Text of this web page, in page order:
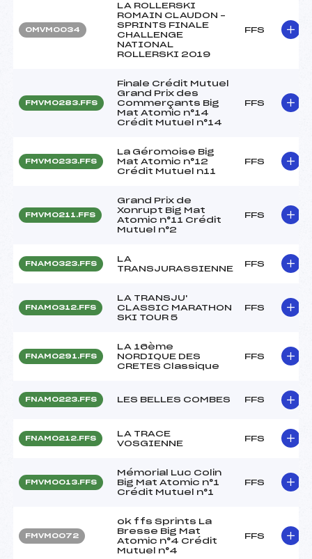
OMVM0034
LA ROLLERSKI
ROMAIN CLAUDON –
SPRINTS FINALE
CHALLENGE
NATIONAL
ROLLERSKI 2019
FFS
FMVM0283.FFS
Finale Crédit Mutuel
Grand Prix des
Commerçants Big
Mat Atomic n°14
Crédit Mutuel n°14
FFS
FMVM0233.FFS
La Géromoise Big
Mat Atomic n°12
Crédit Mutuel n11
FFS
FMVM0211.FFS
Grand Prix de
Xonrupt Big Mat
Atomic n°11 Crédit
Mutuel n°2
FFS
FNAM0323.FFS
LA
TRANSJURASSIENNE
FFS
FNAM0312.FFS
LA TRANSJU'
CLASSIC MARATHON
SKI TOUR 5
FFS
FNAM0291.FFS
LA 16ème
NORDIQUE DES
CRETES Classique
FFS
FNAM0223.FFS LES BELLES COMBES FFS
FNAM0212.FFS
LA TRACE
VOSGIENNE
FFS
FMVM0013.FFS
Mémorial Luc Colin
Big Mat Atomic n°1
Crédit Mutuel n°1
FFS
FMVM0072
ok ffs Sprints La
Bresse Big Mat
Atomic n°4 Crédit
Mutuel n°4
FFS